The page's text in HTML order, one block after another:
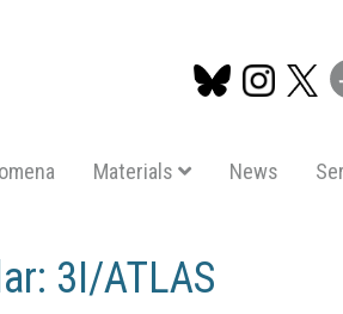
main
content
Materials News
3I/ATLAS